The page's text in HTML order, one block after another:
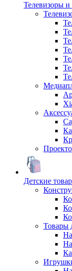
Телевизоры
Детские
Товары